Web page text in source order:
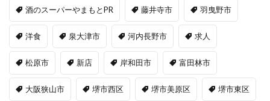
酒のスーパーやまもとPR 藤井寺市 羽曳野市
洋食 泉大津市 河内長野市 求人
松原市 新店 岸和田市 富田林市
大阪狭山市 堺市西区 堺市美原区 堺市東区